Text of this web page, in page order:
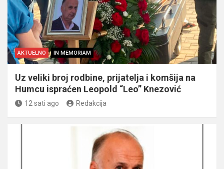
AKTUELNO IN MEMORIAM
Uz veliki broj rodbine, prijatelja i komšija na
Humcu ispraćen Leopold “Leo” Knezović
12 sati ago Redakcija